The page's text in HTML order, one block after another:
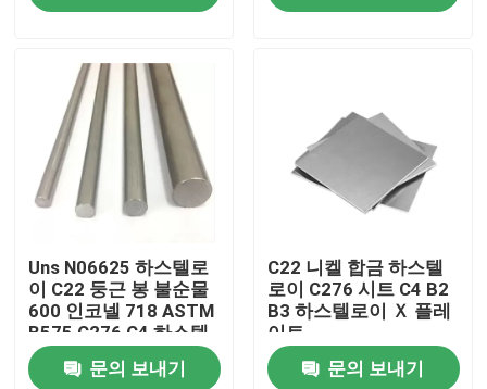
우리에 대하여
공장 여행
품질 관리
연락주세요
Uns N06625 하스텔로
이 C22 둥근 봉 불순물
600 인코넬 718 ASTM
B575 C276 C4 하스텔
로이 Ｘ 비 B2 B3
문의 보내기
C22 니켈 합금 하스텔
로이 C276 시트 C4 B2
B3 하스텔로이 Ｘ 플레
이트
문의 보내기